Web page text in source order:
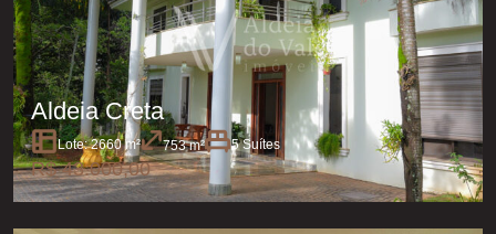
Aldeia Creta
Lote: 2660 m² 753 m² 5 Suítes
R$ 43.000,00